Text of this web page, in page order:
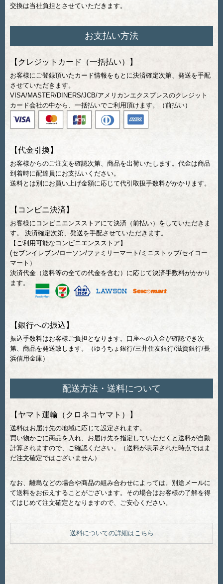
交換は当社負担とさせていただきます。
お支払い方法
【クレジットカード（一括払い）】
お客様にご登録頂いたカード情報をもとに決済確定次第、発送を手配
させていただきます。
VISA/MASTER/DINERS/JCB/アメリカンエクスプレスのクレジット
カード会社の中から、一括払いでご利用頂けます。（前払い）
【代金引換】
お客様からのご注文を確認次第、商品を出荷いたします。代金は商品
到着時に配達員にお支払いください。
送料とは別にお買い上げ金額に応じて代引取扱手数料がかかります。
【コンビニ決済】
お客様にコンビニエンスストアにて決済（前払い）をしていただきま
す。 決済確定次第、発送を手配させていただきます。
【ご利用可能なコンビニエンスストア】
(セブンイレブン/ローソン/ファミリーマート/ミニストップ/セイコー
マート）
決済代金（送料等の全ての代金を含む）に応じて決済手数料がかかり
ます。
【銀行への振込】
振込手数料はお客様ご負担となります。口座への入金が確認でき次
第、商品を発送致します。（ゆうちょ銀行/三井住友銀行/滋賀銀行/長
浜信用金庫）
配送方法・送料について
【ヤマト運輸（クロネコヤマト）】
送料はお届け先の地域に応じて設定されます。
買い物かごに商品を入れ、お届け先を指定していただくと送料が自動
計算されますので、ご確認ください。（送料が表示された時点ではま
だ注文確定ではございません）
なお、離島などの場合や商品の組み合わせによっては、別途メールに
て送料をお伝えすることがございます。その場合はお客様の了解を得
てはじめて注文確定となりますので、ご安心ください。
送料についての詳細はこちら